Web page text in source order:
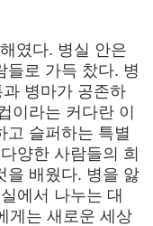
였다. 병실 안은
들로 가득 찼다. 병
병마가 공존하
이라는 커다란 이
고 슬퍼하는 특별
양한 사람들의 희
을 배웠다. 병을 앓
에서 나누는 대
게는 새로운 세상